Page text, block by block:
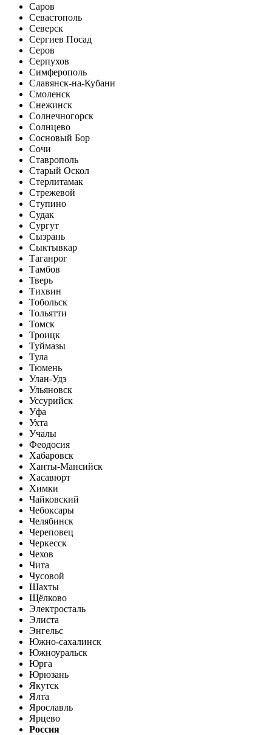
Саров
Севастополь
Северск
Сергиев Посад
Серов
Серпухов
Симферополь
Славянск-на-Кубани
Смоленск
Снежинск
Солнечногорск
Солнцево
Сосновый Бор
Сочи
Ставрополь
Старый Оскол
Стерлитамак
Стрежевой
Ступино
Судак
Сургут
Сызрань
Сыктывкар
Таганрог
Тамбов
Тверь
Тихвин
Тобольск
Тольятти
Томск
Троицк
Туймазы
Тула
Тюмень
Улан-Удэ
Ульяновск
Уссурийск
Уфа
Ухта
Учалы
Феодосия
Хабаровск
Ханты-Мансийск
Хасавюрт
Химки
Чайковский
Чебоксары
Челябинск
Череповец
Черкесск
Чехов
Чита
Чусовой
Шахты
Щёлково
Электросталь
Элиста
Энгельс
Южно-сахалинск
Южноуральск
Юрга
Юрюзань
Якутск
Ялта
Ярославль
Ярцево
Россия